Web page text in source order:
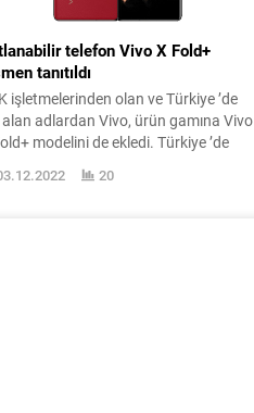
telefon Vivo X Fold+
tanıtıldı
işletmelerinden olan ve Türkiye ’de
adlardan Vivo, ürün gamına Vivo
modelini de ekledi. Türkiye ’de
ürünlerinin hepsine buradan
Vivo, geçtiğimiz aylarda
20